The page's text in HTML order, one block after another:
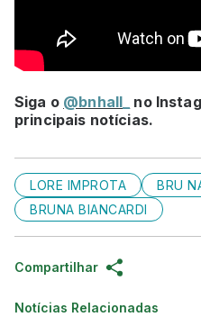
Siga o @bnhall_
no
principais notícias.
LORE IMPROTA
BRU
BRUNA BIANCARDI
Compartilhar
Notícias Relacionadas